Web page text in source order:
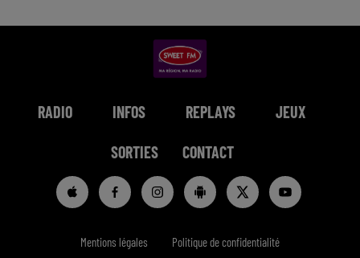
RADIO INFOS REPLAYS JEUX
SORTIES CONTACT
Mentions légales Politique de confidentialité